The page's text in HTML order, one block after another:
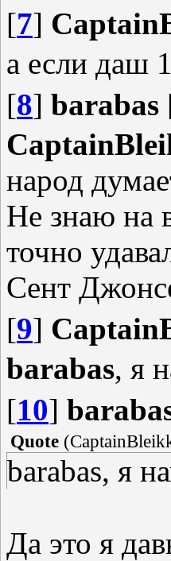
[7]
а если даш
[8] barabas
народ
Не знаю на
точно
Сент
[9]
barabas, я
[10]
Quote (
barabas, я
Да это я